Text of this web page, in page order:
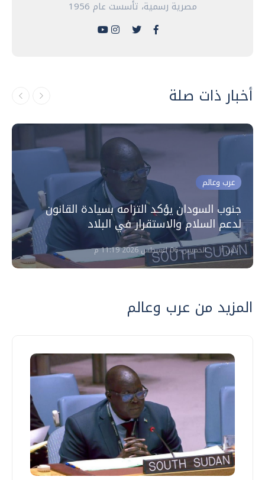
مصرية رسمية، تأسست عام 1956
أخبار ذات صلة
عرب وعالم
جنوب السودان يؤكد التزامه بسيادة القانون
لدعم السلام والاستقرار في البلاد
أ ش أ الخميس، 06 اغسطس 2026 11:19 م
المزيد من عرب وعالم